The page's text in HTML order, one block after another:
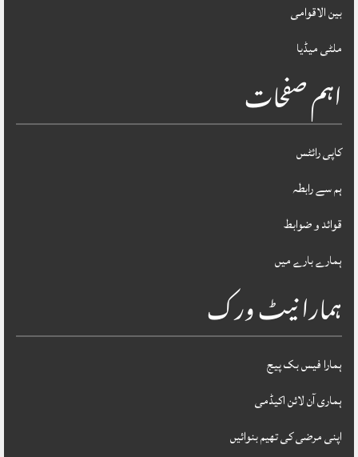
بین الاقوامی
ملٹی میڈیا
اہم صفحات
کاپی رائٹس
ہم سے رابطہ
قوائد و ضوابط
ہمارے بارے میں
ہمارا نیٹ ورک
ہمارا فیس بک پیج
ہماری آن لائن اکیڈمی
اپنی مرضی کی تھیم بنوائیں